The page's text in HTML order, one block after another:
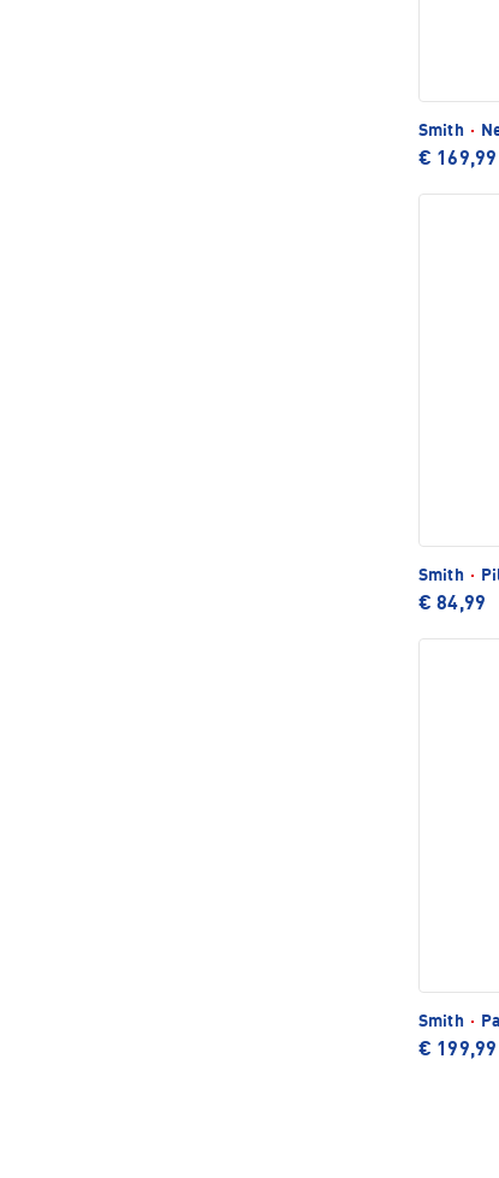
Smith ·
€ 169,99
Smith ·
€ 84,99
Smith ·
€ 199,99